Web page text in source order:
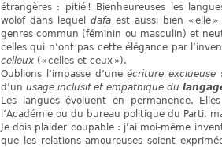
étrangères : pitié ! Bienheureuses les
wolof dans lequel dafa est aussi bien « elle
genres commun (féminin ou masculin) et
celles qui n’ont pas cette élégance par
celleux (« celles et ceux »).
Oublions l’impasse d’uneécriture exclueuse
d’un usage inclusif et empathique du
Les langues évoluent en permanence.
l’Académie ou du bureau politique du Parti,
Je dois plaider coupable : j’ai moi-même
que les relations amoureuses soient